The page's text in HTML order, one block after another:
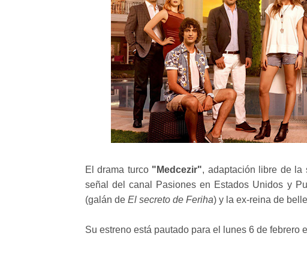
El drama turco "Medcezir", adaptación libre de la
señal del canal Pasiones en Estados Unidos y
(galán de El secreto de Feriha) y la ex-reina de
Su estreno está pautado para el lunes 6 de febrero